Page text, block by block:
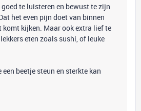
te luisteren en bewust te zijn
het even pijn doet van binnen
komt kijken. Maar ook extra lief te
eten zoals sushi, of leuke
beetje steun en sterkte kan